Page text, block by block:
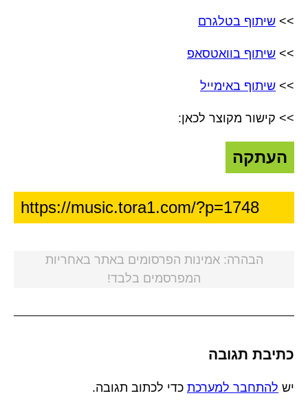
>> שיתוף בטלגרם
>> שיתוף בוואטסאפ
>> שיתוף באימייל
>> קישור מקוצר לכאן:
העתקה
הבהרה: אמינות הפרסומים באתר באחריות
המפרסמים בלבד!
כתיבת תגובה
יש להתחבר למערכת כדי לכתוב תגובה.